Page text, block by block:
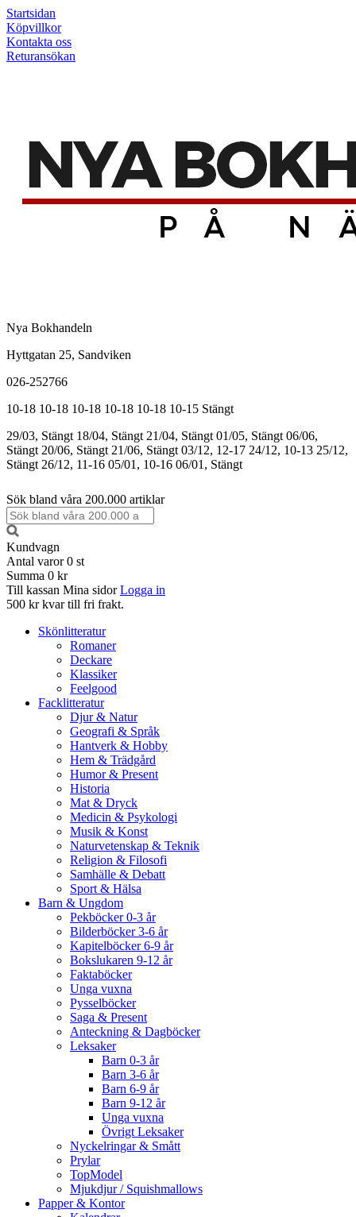
Startsidan
Köpvillkor
Kontakta oss
Returansökan
Nya Bokhandeln
Hyttgatan 25, Sandviken
026-252766
10-18 10-18 10-18 10-18 10-18 10-15 Stängt
29/03, Stängt 18/04, Stängt 21/04, Stängt 01/05, Stängt 06/06,
Stängt 20/06, Stängt 21/06, Stängt 03/12, 12-17 24/12, 10-13 25/12,
Stängt 26/12, 11-16 05/01, 10-16 06/01, Stängt
Sök bland våra 200.000 artiklar
Kundvagn
Antal varor 0 st
Summa 0 kr
Till kassan Mina sidor Logga in
500 kr kvar till fri frakt.
Skönlitteratur
Romaner
Deckare
Klassiker
Feelgood
Facklitteratur
Djur & Natur
Geografi & Språk
Hantverk & Hobby
Hem & Trädgård
Humor & Present
Historia
Mat & Dryck
Medicin & Psykologi
Musik & Konst
Naturvetenskap & Teknik
Religion & Filosofi
Samhälle & Debatt
Sport & Hälsa
Barn & Ungdom
Pekböcker 0-3 år
Bilderböcker 3-6 år
Kapitelböcker 6-9 år
Bokslukaren 9-12 år
Faktaböcker
Unga vuxna
Pysselböcker
Saga & Present
Anteckning & Dagböcker
Leksaker
Barn 0-3 år
Barn 3-6 år
Barn 6-9 år
Barn 9-12 år
Unga vuxna
Övrigt Leksaker
Nyckelringar & Smått
Prylar
TopModel
Mjukdjur / Squishmallows
Papper & Kontor